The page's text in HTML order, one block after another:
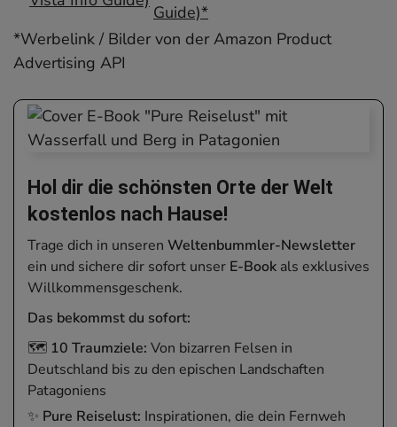
Guide)*
*Werbelink / Bilder von der Amazon Product
Advertising API
Hol dir die schönsten Orte der Welt
kostenlos nach Hause!
Trage dich in unseren Weltenbummler-Newsletter
ein und sichere dir sofort unser E-Book als exklusives
Willkommensgeschenk.
Das bekommst du sofort:
🗺️ 10 Traumziele: Von bizarren Felsen in
Deutschland bis zu den epischen Landschaften
Patagoniens
✨ Pure Reiselust: Inspirationen, die dein Fernweh